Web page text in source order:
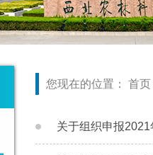
您现在的位置： 首页
关于组织申报